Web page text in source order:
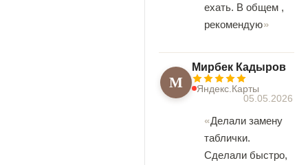
ехать. В общем ,
рекомендую
М
Мирбек Кадыров
Яндекс.Карты
05.05.2026
Делали замену
таблички.
Сделали быстро,